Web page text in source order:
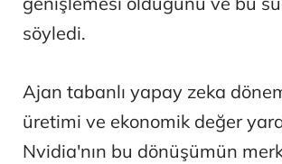
söyledi.
Ajan tabanlı yapay zeka
üretimi ve ekonomik değer
Nvidia'nın bu dönüşümün